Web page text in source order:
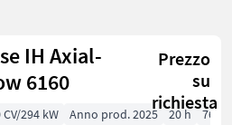
Filtri
IH Axial-
6160
Prezzo
su
richiesta
CV/294 kW Anno prod. 2025 20 h
760